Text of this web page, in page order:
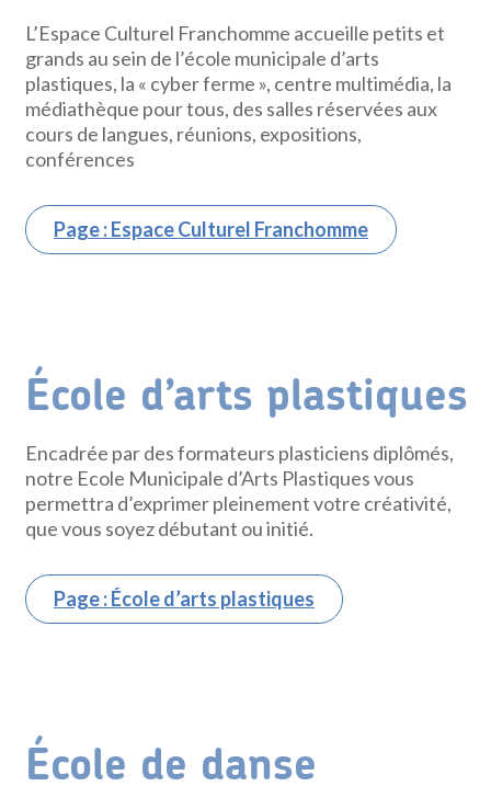
L’Espace Culturel Franchomme accueille petits et
grands au sein de l’école municipale d’arts
plastiques, la « cyber ferme », centre multimédia, la
médiathèque pour tous, des salles réservées aux
cours de langues, réunions, expositions,
conférences
Page : Espace Culturel Franchomme
École d’arts plastiques
Encadrée par des formateurs plasticiens diplômés,
notre Ecole Municipale d’Arts Plastiques vous
permettra d’exprimer pleinement votre créativité,
que vous soyez débutant ou initié.
Page : École d’arts plastiques
École de danse